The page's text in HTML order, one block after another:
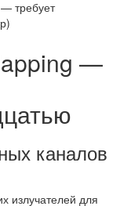
— требует
—
каналов
излучателей для